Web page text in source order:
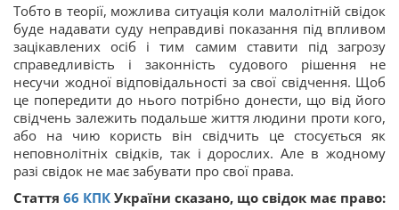
Тобто в теорії, можлива ситуація коли малолітній свідок
буде надавати суду неправдиві показання під впливом
зацікавлених осіб і тим самим ставити під загрозу
справедливість і законність судового рішення не
несучи жодної відповідальності за свої свідчення. Щоб
це попередити до нього потрібно донести, що від його
свідчень залежить подальше життя людини проти кого,
або на чию користь він свідчить це стосується як
неповнолітніх свідків, так і дорослих. Але в жодному
разі свідок не має забувати про свої права.
Стаття 66 КПК України сказано, що свідок має право: